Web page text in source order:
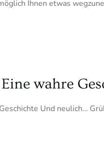
Ihnen etwas
wahre
Und neulich…